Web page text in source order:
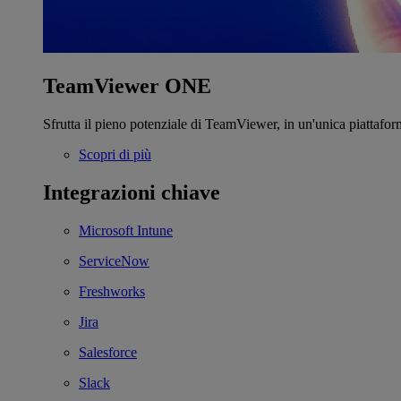
TeamViewer ONE
Sfrutta il pieno potenziale di TeamViewer, in un'unica
Scopri di più
Integrazioni chiave
Microsoft Intune
ServiceNow
Freshworks
Jira
Salesforce
Slack